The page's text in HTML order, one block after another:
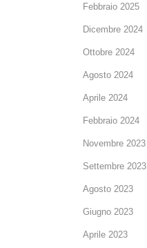
Febbraio 2025
Dicembre 2024
Ottobre 2024
Agosto 2024
Aprile 2024
Febbraio 2024
Novembre 2023
Settembre 2023
Agosto 2023
Giugno 2023
Aprile 2023